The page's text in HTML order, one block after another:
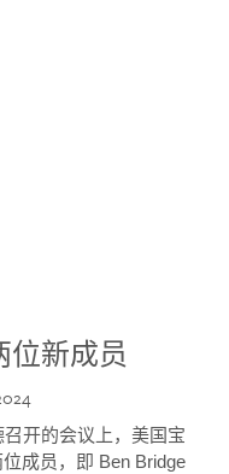
位新成员
开的会议上，美国宝
成员，即 Ben Bridge